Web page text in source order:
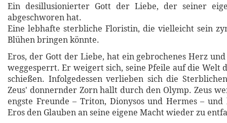
Ein desillusionierter Gott der Liebe, der seiner
abgeschworen hat.
Eine lebhafte sterbliche Floristin, die vielleicht sein
Blühen bringen könnte.
Eros, der Gott der Liebe, hat ein gebrochenes Herz
weggesperrt. Er weigert sich, seine Pfeile auf die Welt
schießen. Infolgedessen verlieben sich die
Zeus' donnernder Zorn hallt durch den Olymp. Zeus
engste Freunde – Triton, Dionysos und Hermes –
Eros den Glauben an seine eigene Macht wieder zu